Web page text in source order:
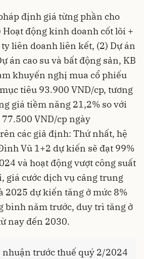
định giá từng phần cho
Hoạt động kinh doanh cốt lõi +
liên doanh liên kết, (2) Dự án
án cao su và bất động sản, KB
khuyến nghị mua cổ phiếu
tiêu 93.900 VND/cp, tương
giá tiềm năng 21,2% so với
VND/cp ngày
các giả định: Thứ nhất, hệ
Vũ 1+2 dự kiến sẽ đạt 99%
và hoạt động vượt công suất
giá cước dịch vụ cảngtrung
2025 dự kiến tăng ở mức 8%
bình năm trước, duy trì tăng ở
nay đến 2030.
nhuận trước thuế quý 2/2024